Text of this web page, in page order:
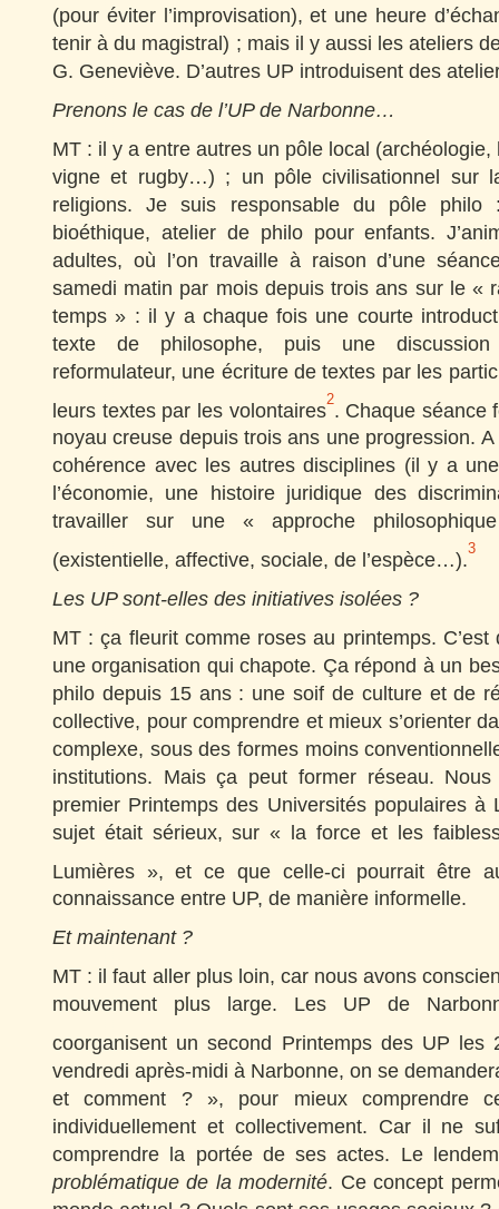
(pour éviter l’improvisation), et une heure
tenir à du magistral) ; mais il y aussi les ateliers
G. Geneviève. D’autres UP introduisent des
Prenons le cas de l’UP de Narbonne…
MT : il y a entre autres un pôle local
vigne et rugby…) ; un pôle civilisationnel sur
religions. Je suis responsable du pôle philo
bioéthique, atelier de philo pour enfants.
adultes, où l’on travaille à raison d’une
samedi matin par mois depuis trois ans sur le «
temps » : il y a chaque fois une courte
texte de philosophe, puis une
reformulateur, une écriture de textes par les
leurs textes par les volontaires2. Chaque séance
noyau creuse depuis trois ans une progression. A
cohérence avec les autres disciplines (il y a
l’économie, une histoire juridique des
travailler sur une « approche
(existentielle, affective, sociale, de l’espèce…).3
Les UP sont-elles des initiatives isolées ?
MT : ça fleurit comme roses au printemps. C’est
une organisation qui chapote. Ça répond à un
philo depuis 15 ans : une soif de culture et de
collective, pour comprendre et mieux s’orienter
complexe, sous des formes moins
institutions. Mais ça peut former réseau.
premier Printemps des Universités populaires
sujet était sérieux, sur « la force et les
Lumières », et ce que celle-ci pourrait être
connaissance entre UP, de manière informelle.
Et maintenant ?
MT : il faut aller plus loin, car nous avons
mouvement plus large. Les UP de
coorganisent un second Printemps des UP
vendredi après-midi à Narbonne, on se
et comment ? », pour mieux comprendre
individuellement et collectivement. Car il ne
comprendre la portée de ses actes. Le
problématique de la modernité. Ce concept